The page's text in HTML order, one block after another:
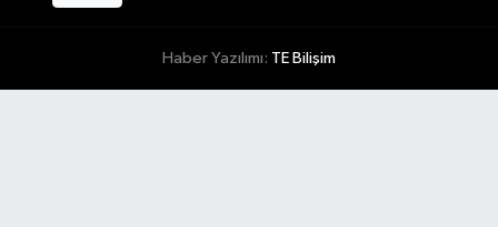
Haber Yazılımı: TE Bilişim